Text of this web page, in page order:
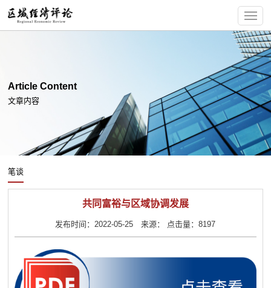
Article Content
文章内容
笔谈
共同富裕与区域协调发展
发布时间：2022-05-25 来源： 点击量：8197